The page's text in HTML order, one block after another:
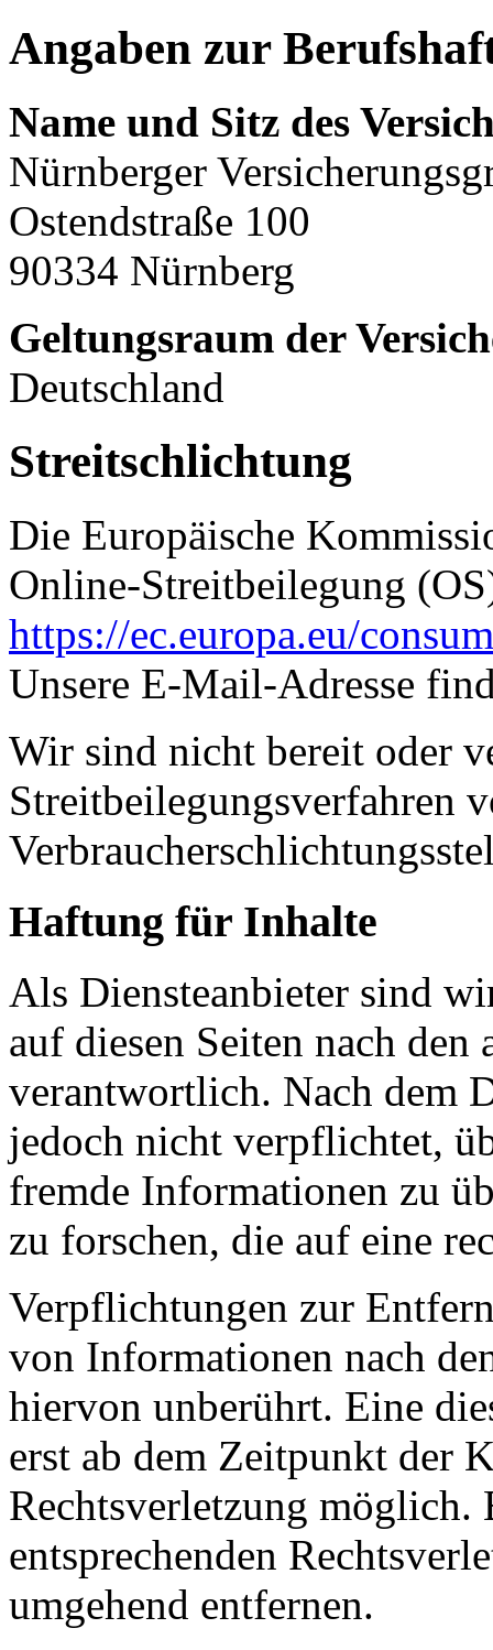
Angaben zur
Name und Sitz des
Nürnberger
Ostendstraße 100
90334 Nürnberg
Geltungsraum der
Deutschland
Streitschlichtung
Die Europäische
Online-Streitbeilegung
https://ec.europa.eu/
Unsere E-Mail-Adresse
Wir sind nicht bereit oder
Streitbeilegungsverfahren
Haftung für Inhalte
Als Diensteanbieter sind
auf diesen Seiten nach den
verantwortlich. Nach dem
jedoch nicht verpflichtet,
fremde Informationen zu
zu forschen, die auf eine
Verpflichtungen zur
von Informationen nach
hiervon unberührt. Eine
erst ab dem Zeitpunkt der
Rechtsverletzung möglich.
entsprechenden
umgehend entfernen.